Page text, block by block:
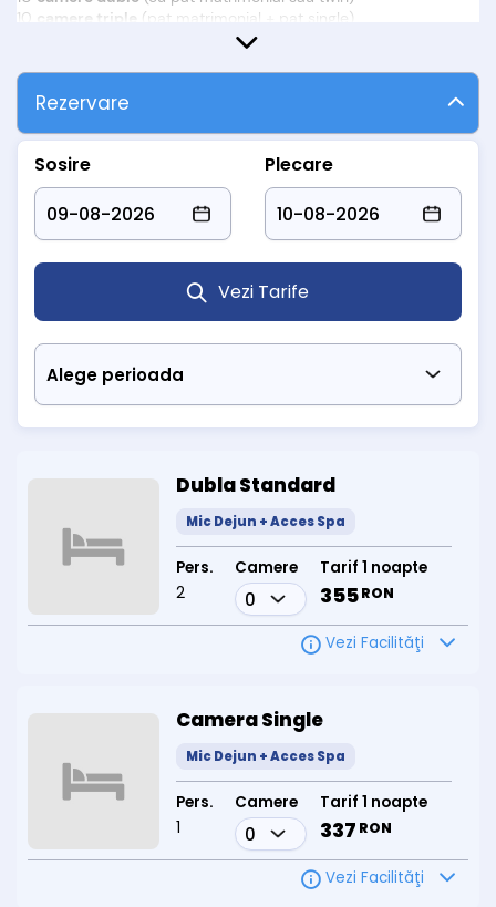
10 camere triple (pat matrimonial + pat single)
(dormitor cu pat matrimonial și living cu canapea
Toate camerele sunt dotate cu:
aer condiționat, TV LED,
internet Wi-Fi, minibar și baie cu cabină de duș.
Facilități oferite:
restaurant
bază de tratament balnear
sală de fitness
piscină interioară
parcare proprie
În sezonul cald, oaspeții se pot bucura de
cu apă termal-sulfuroasă: două pentru adulți și una pentru
Hostel Sara's Sons Băile Herculane
este ideal pentru sejururi de
tratament, relaxare sau vacanțe în familie.
Pentru rezervări:
Rezervare
Sosire Plecare
Vezi Tarife
Dubla Standard
Mic Dejun + Acces Spa
Pers.
2
Camere Tarif 1 noapte
355RON
Vezi Facilităţi
Camera Single
Mic Dejun + Acces Spa
Pers.
1
Camere Tarif 1 noapte
337 RON
Vezi Facilităţi